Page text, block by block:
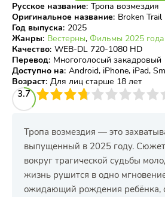
Русское название: Тропа возмездия
Оригинальное название: Broken Trail
Год выпуска: 2025
Жанры: Вестерны, Фильмы 2025 года
Качество: WEB-DL 720-1080 HD
Перевод: Многоголосый закадровый
Доступно на: Android, iPhone, iPad,
Возраст: Для лиц старше 18 лет
3.7
4 5 6 7 8 9 10
Тропа возмездия — это
выпущенный в 2025 году. Сюжет
вокруг трагической судьбы
жизнь рушится в одно
ожидающий рождения ребёнка,